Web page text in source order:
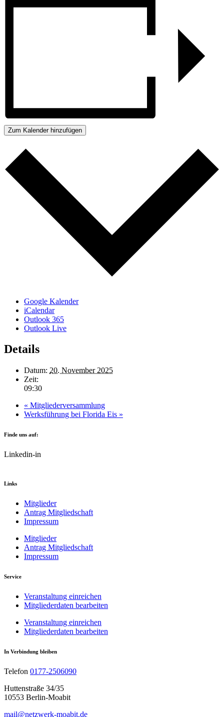
Zum Kalender hinzufügen
Google Kalender
iCalendar
Outlook 365
Outlook Live
Details
Datum: 20. November 2025
Zeit:
09:30
« Mitgliederversammlung
Werksführung bei Florida Eis »
Finde uns auf:
Linkedin-in
Links
Mitglieder
Antrag Mitgliedschaft
Impressum
Mitglieder
Antrag Mitgliedschaft
Impressum
Service
Veranstaltung einreichen
Mitgliederdaten bearbeiten
Veranstaltung einreichen
Mitgliederdaten bearbeiten
In Verbindung bleiben
Telefon 0177-2506090
Huttenstraße 34/35
10553 Berlin-Moabit
mail@netzwerk-moabit.de